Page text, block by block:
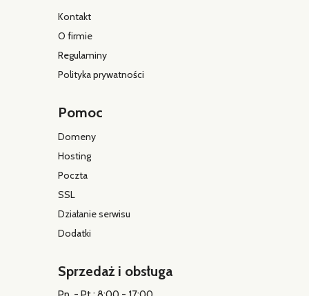
Kontakt
O firmie
Regulaminy
Polityka prywatności
Pomoc
Domeny
Hosting
Poczta
SSL
Działanie serwisu
Dodatki
Sprzedaż i obsługa